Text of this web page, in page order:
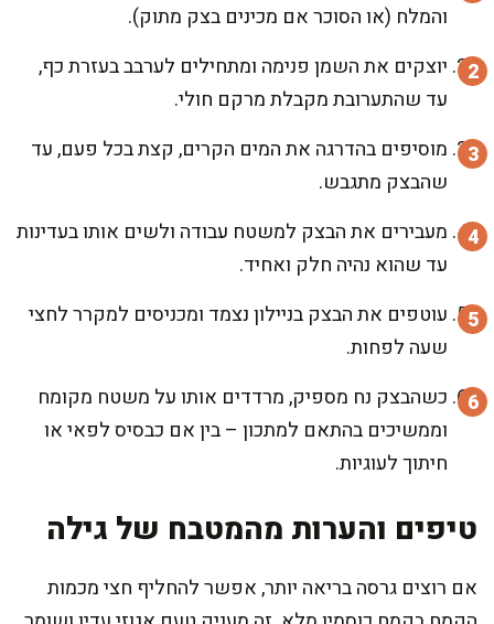
והמלח (או הסוכר אם מכינים בצק מתוק).
יוצקים את השמן פנימה ומתחילים לערבב בעזרת כף,
עד שהתערובת מקבלת מרקם חולי.
מוסיפים בהדרגה את המים הקרים, קצת בכל פעם, עד
שהבצק מתגבש.
מעבירים את הבצק למשטח עבודה ולשים אותו בעדינות
עד שהוא נהיה חלק ואחיד.
עוטפים את הבצק בניילון נצמד ומכניסים למקרר לחצי
שעה לפחות.
כשהבצק נח מספיק, מרדדים אותו על משטח מקומח
וממשיכים בהתאם למתכון – בין אם כבסיס לפאי או
חיתוך לעוגיות.
טיפים והערות מהמטבח של גילה
אם רוצים גרסה בריאה יותר, אפשר להחליף חצי מכמות